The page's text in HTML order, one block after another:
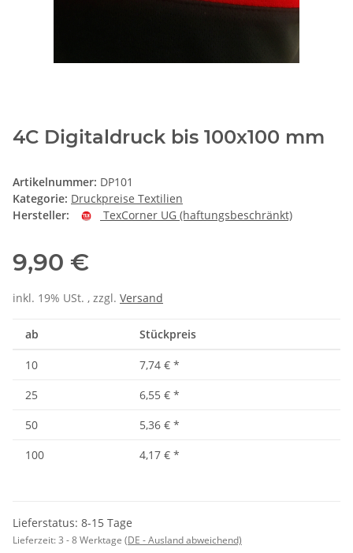
4C Digitaldruck bis 100x100 mm
Artikelnummer: DP101
Kategorie: Druckpreise Textilien
Hersteller:
TexCorner UG (haftungsbeschränkt)
9,90 €
inkl. 19% USt. , zzgl. Versand
ab Stückpreis
10 7,74 € *
25
6,55 € *
50
5,36 € *
100
4,17 € *
Lieferstatus: 8-15 Tage
Lieferzeit:3 - 8 Werktage (DE - Ausland abweichend)